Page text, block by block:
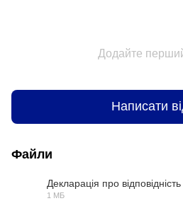
Додайте
Написати
Файли
Декларація про
1 МБ